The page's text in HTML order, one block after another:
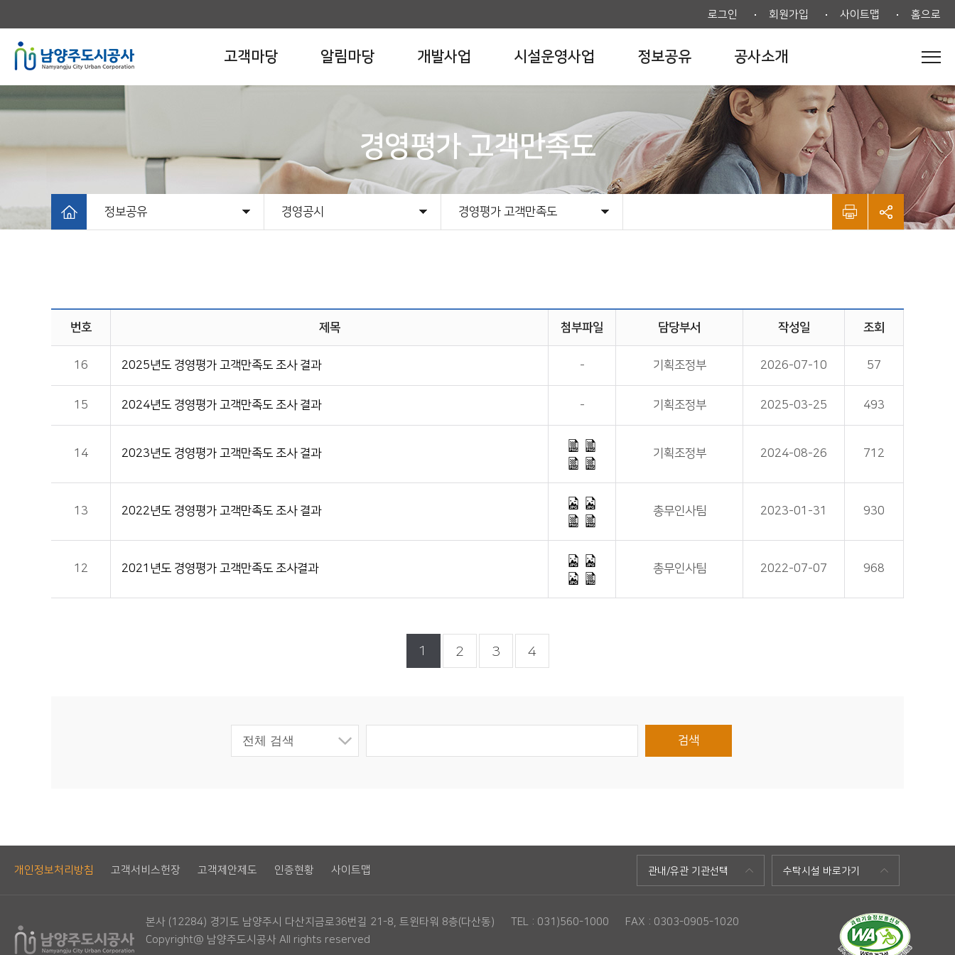
로그인 회원가입 사이트맵 홈으로
고객마당 알림마당 개발사업 시설운영사업 정보공유 공사소개
경영평가 고객만족도
정보공유 경영공시 경영평가 고객만족도
번호 제목 첨부파일 담당부서 작성일 조회
16 2025년도 경영평가 고객만족도 조사 결과 - 기획조정부 2026-07-10 57
15 2024년도 경영평가 고객만족도 조사 결과 - 기획조정부 2025-03-25 493
14 2023년도 경영평가 고객만족도 조사 결과 기획조정부 2024-08-26 712
13 2022년도 경영평가 고객만족도 조사 결과 총무인사팀 2023-01-31 930
12 2021년도 경영평가 고객만족도 조사결과 총무인사팀 2022-07-07 968
1 2 3 4
검색
개인정보처리방침 고객서비스헌장 고객제안제도 인증현황 사이트맵 관내/유관 기관선택 수탁시설 바로가기
본사 (12284) 경기도 남양주시 다산지금로36번길 21-8, 트윈타워 8층(다산동) TEL : 031)560-1000 FAX : 0303-0905-1020
Copyright@ 남양주도시공사 All rights reserved